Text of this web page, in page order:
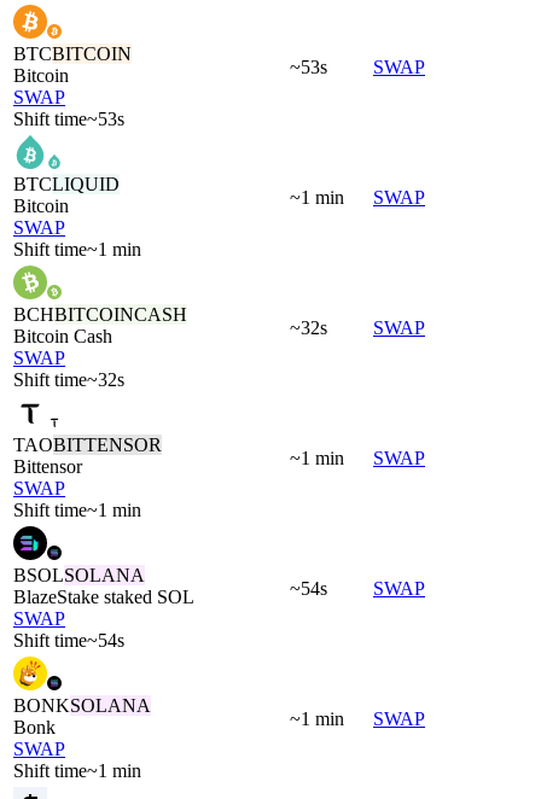
BTCBITCOIN
Bitcoin
SWAP
Shift time~53s
~53s SWAP
BTCLIQUID
Bitcoin
SWAP
Shift time~1 min
~1 min SWAP
BCHBITCOINCASH
Bitcoin Cash
SWAP
Shift time~32s
~32s SWAP
TAOBITTENSOR
Bittensor
SWAP
Shift time~1 min
~1 min SWAP
BSOLSOLANA
BlazeStake staked SOL
SWAP
Shift time~54s
~54s SWAP
BONKSOLANA
Bonk
SWAP
Shift time~1 min
~1 min SWAP